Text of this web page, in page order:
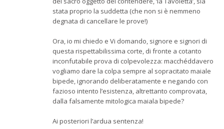
stata proprio la suddetta (che non si è nemmeno
degnata di cancellare le prove!)
Ora, io mi chiedo e Vi domando, signore e signori di
questa rispettabilissima corte, di fronte a cotanto
inconfutabile prova di colpevolezza: macchéddavero
vogliamo dare la colpa sempre al sopracitato maiale
bipede, ignorando deliberatamente e negando con
fazioso intento l’esistenza, altrettanto comprovata,
dalla falsamente mitologica maiala bipede?
Ai posteriori l’ardua sentenza!